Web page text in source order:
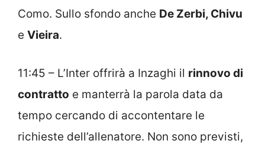
Como. Sullo sfondo anche De Zerbi, Chivu
e Vieira.
11:45 – L’Inter offrirà a Inzaghi il rinnovo di
contratto e manterrà la parola data da
tempo cercando di accontentare le
richieste dell’allenatore. Non sono previsti,